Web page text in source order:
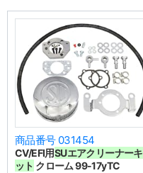
商品番号 031454
CV/EFI用SUエアクリーナーキ
ット クローム 99-17yTC